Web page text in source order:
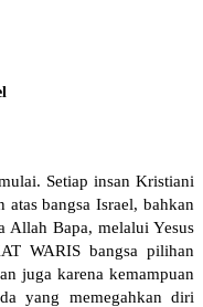
Setiap insan Kristiani
bangsa Israel, bahkan
Allah Bapa, melalui Yesus
WARIS bangsa pilihan
juga karena kemampuan
yang memegahkan diri